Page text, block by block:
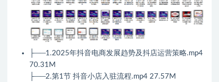
├──1.2025年抖音电商发展趋势及抖店运营策略.mp4
70.31M
├──2.第1节 抖音小店入驻流程.mp4 27.57M